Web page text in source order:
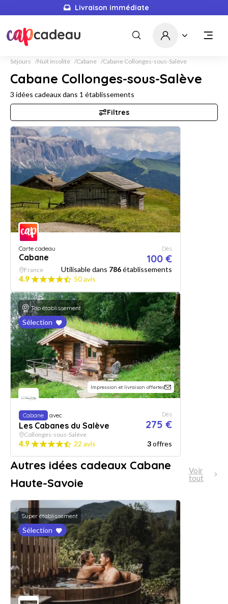
Livraison immédiate
Séjours Nuit insolite Cabane Cabane Collonges-sous-Salève
Cabane Collonges-sous-Salève
3 idées cadeaux dans 1 établissements
Filtres
Carte cadeau
Cabane
Dès
100 €
France Utilisable dans 786établissements
4.9
50 avis
Top établissement
Sélection
Impression et livraison offertes
Cabane avec
Les Cabanes du Salève
Dès
275 €
Collonges-sous-Salève
4.9 22 avis 3offres
Autres idées cadeaux Cabane
Haute-Savoie
Voir
tout
Super établissement
Sélection